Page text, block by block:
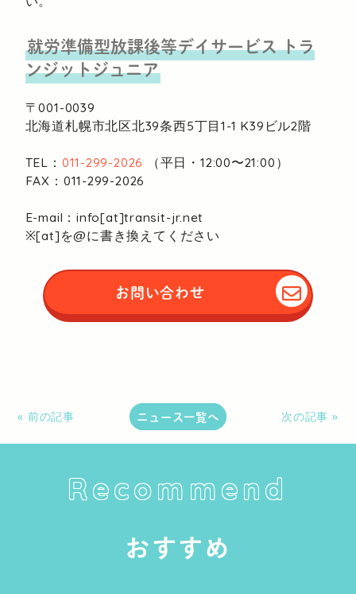
就労準備型放課後等デイサービストラ
ンジットジュニア
〒001-0039
北海道札幌市北区北39条西5丁目1-1 K39ビル2階
TEL： 011-299-2026
（平日・12:00〜21:00）
FAX：011-299-2026
E-mail：info[at]transit-jr.net
※[at]を@に書き換えてください
お問い合わせ
« 前の記事 ニュース一覧へ 次の記事 »
Recommend
おすすめ